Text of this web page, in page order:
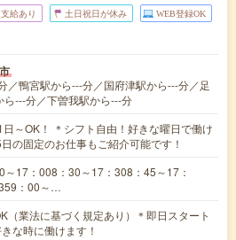
給あり 土日祝日が休み WEB登録OK
／鴨宮駅から---分／国府津駅から---分／足
ら---分／下曽我駅から---分
日～OK！ ＊シフト自由！好きな曜日で働け
の固定のお仕事もご紹介可能です！
17：008：30～17：308：45～17：
：00～…
（業法に基づく規定あり）＊即日スタート
な時に働けます！